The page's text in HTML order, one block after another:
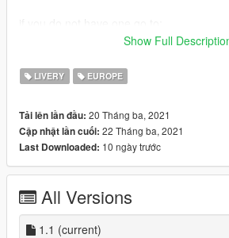
https://www.lcpdfr.com/files/file/15317-
credits to:
Ammaar756 for the First bus design
Show Full
LIVERY EUROPE
Tải lên lần đầu: 20 Tháng ba, 2021
Cập nhật lần cuối: 22 Tháng ba, 2021
Last Downloaded: 10 ngày trước
All Versions
1.1 (current)